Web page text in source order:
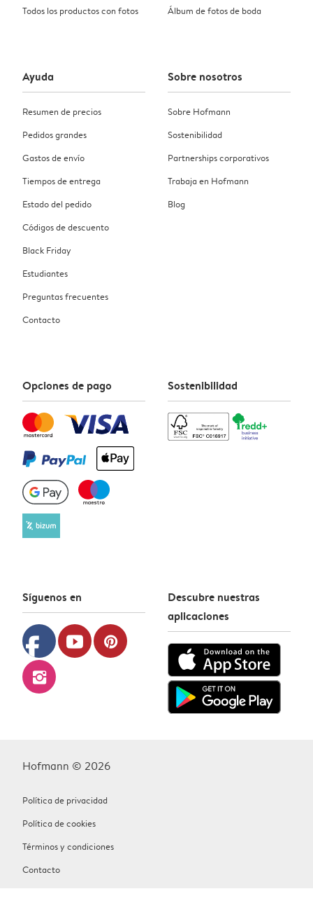
Todos los productos con fotos
Álbum de fotos de boda
Ayuda
Resumen de precios
Pedidos grandes
Gastos de envío
Tiempos de entrega
Estado del pedido
Códigos de descuento
Black Friday
Estudiantes
Preguntas frecuentes
Contacto
Sobre nosotros
Sobre Hofmann
Sostenibilidad
Partnerships corporativos
Trabaja en Hofmann
Blog
Opciones de pago Sostenibilidad
Síguenos en
facebook youtube pinterest
instagram
Descubre nuestras
aplicaciones
Hofmann © 2026
Política de privacidad
Política de cookies
Términos y condiciones
Contacto